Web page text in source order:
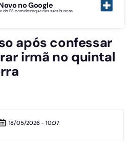
no Google
do ES com destaque nas suas buscas
após confessar
irmã no quintal
18/05/2026 - 10:07